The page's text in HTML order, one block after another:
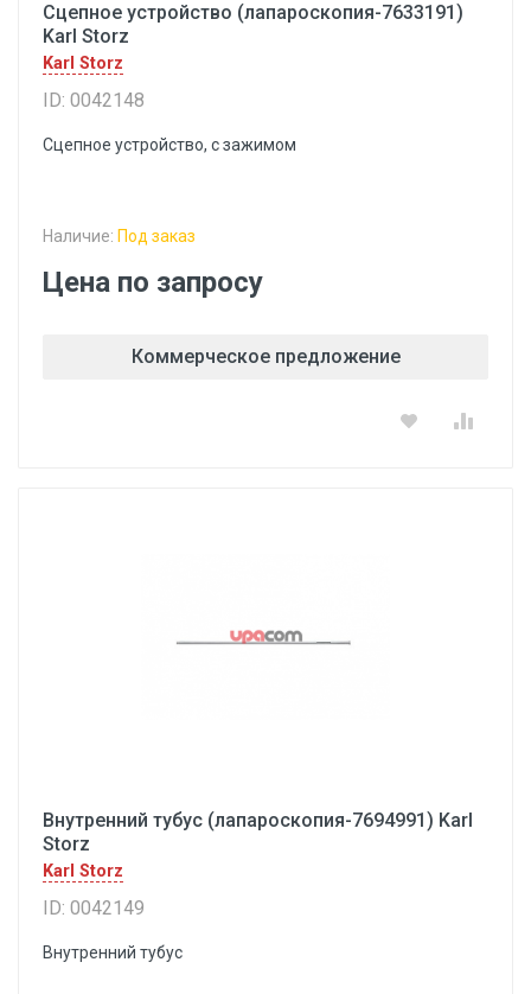
Сцепное устройство (лапароскопия-7633191)
Karl Storz
Karl Storz
ID: 0042148
Сцепное устройство, с зажимом
Наличие: Под заказ
Цена по запросу
Коммерческое предложение
Внутренний тубус (лапароскопия-7694991) Karl
Storz
Karl Storz
ID: 0042149
Внутренний тубус